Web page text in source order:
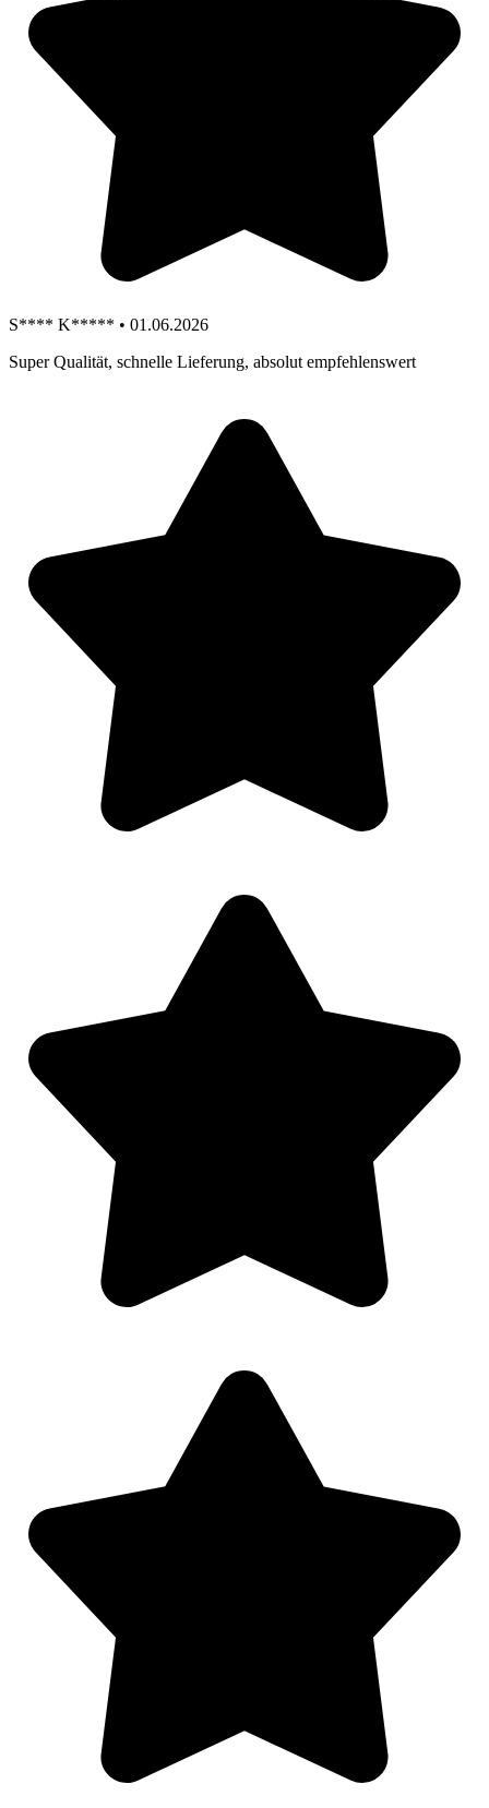
S**** K***** • 01.06.2026
Super Qualität, schnelle Lieferung, absolut empfehlenswert